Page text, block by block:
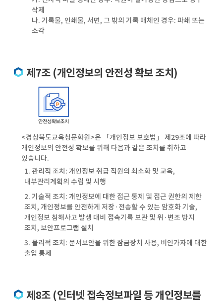
삭제
나. 기록물, 인쇄물, 서면, 그 밖의 기록 매체인 경우: 파쇄 또는
소각
제7조 (개인정보의 안전성 확보 조치)
<경상북도교육청문화원>은 「개인정보 보호법」 제29조에 따라
개인정보의 안전성 확보를 위해 다음과 같은 조치를 취하고
있습니다.
1. 관리적 조치: 개인정보 취급 직원의 최소화 및 교육,
내부관리계획의 수립 및 시행
2. 기술적 조치: 개인정보에 대한 접근 통제 및 접근 권한의 제한
조치, 개인정보를 안전하게 저장·전송할 수 있는 암호화 기술,
개인정보 침해사고 발생 대비 접속기록 보관 및 위·변조 방지
조치, 보안프로그램 설치
3. 물리적 조치: 문서보안을 위한 잠금장치 사용, 비인가자에 대한
출입 통제
제8조 (인터넷 접속정보파일 등 개인정보를